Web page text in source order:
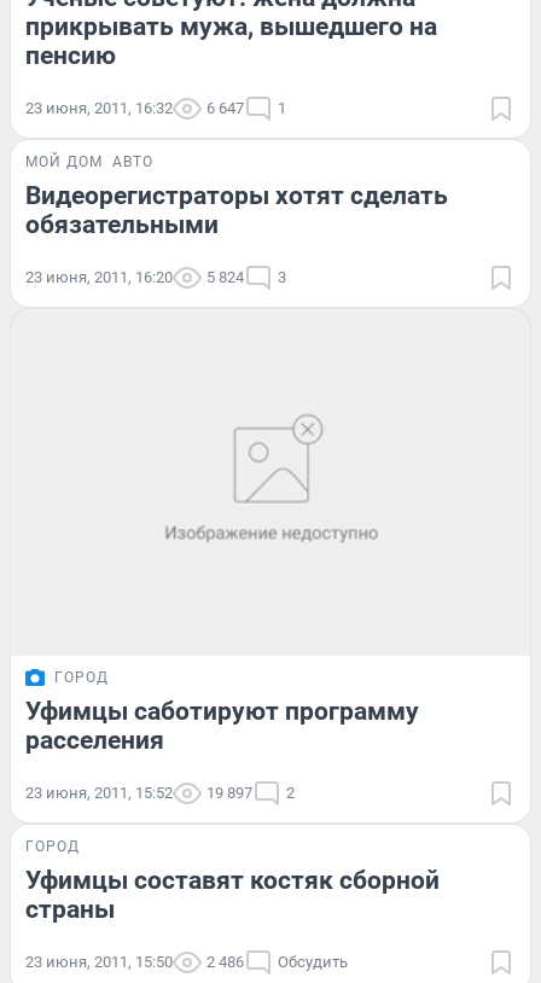
прикрывать мужа, вышедшего на
пенсию
23 июня, 2011, 16:32 6 647 1
МОЙ ДОМ АВТО
Видеорегистраторы хотят сделать
обязательными
23 июня, 2011, 16:20 5 824 3
ГОРОД
Уфимцы саботируют программу
расселения
23 июня, 2011, 15:52 19 897 2
ГОРОД
Уфимцы составят костяк сборной
страны
23 июня, 2011, 15:50 2 486 Обсудить